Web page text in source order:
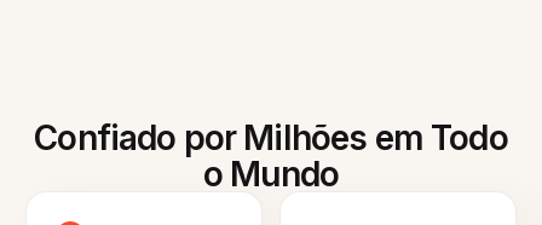
Confiado por Milhões em Todo
o Mundo